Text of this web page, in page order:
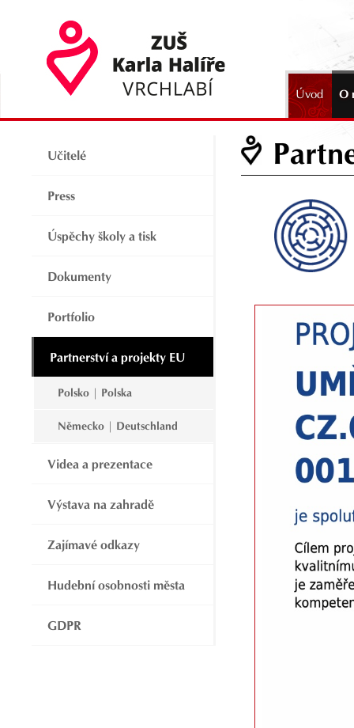
Úvod O
2024
Učitelé
Press
Úspěchy školy a tisk
Dokumenty
Portfolio
Partnerství a projekty EU
Polsko | Polska
Německo | Deutschland
Videa a prezentace
Výstava na zahradě
Zajímavé odkazy
Hudební osobnosti města
GDPR